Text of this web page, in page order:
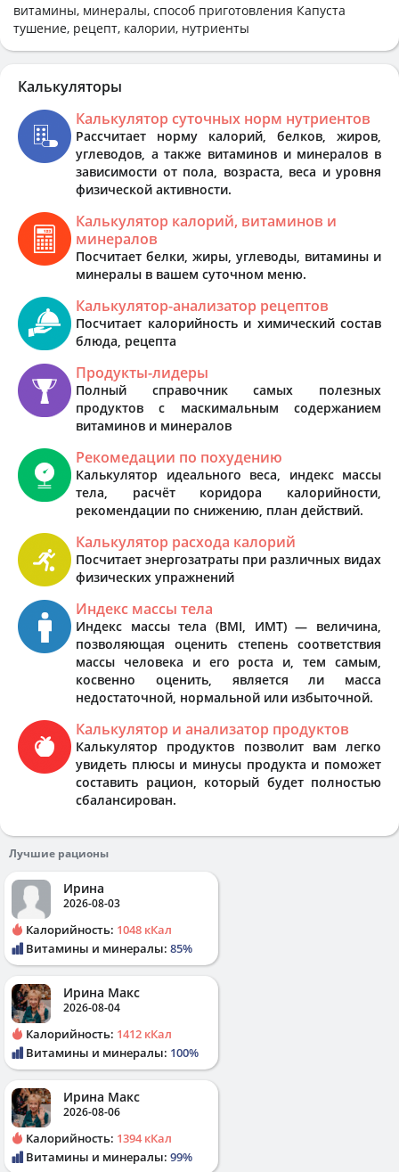
витамины, минералы, способ приготовления Капуста
тушение, рецепт, калории, нутриенты
Калькуляторы
Калькулятор суточных норм нутриентов
Рассчитает норму калорий, белков, жиров,
углеводов, а также витаминов и минералов в
зависимости от пола, возраста, веса и уровня
физической активности.
Калькулятор калорий, витаминов и
минералов
Посчитает белки, жиры, углеводы, витамины и
минералы в вашем суточном меню.
Калькулятор-анализатор рецептов
Посчитает калорийность и химический состав
блюда, рецепта
Продукты-лидеры
Полный справочник самых полезных
продуктов с маскимальным содержанием
витаминов и минералов
Рекомедации по похудению
Калькулятор идеального веса, индекс массы
тела, расчёт коридора калорийности,
рекомендации по снижению, план действий.
Калькулятор расхода калорий
Посчитает энергозатраты при различных видах
физических упражнений
Индекс массы тела
Индекс массы тела (BMI, ИМТ) — величина,
позволяющая оценить степень соответствия
массы человека и его роста и, тем самым,
косвенно оценить, является ли масса
недостаточной, нормальной или избыточной.
Калькулятор и анализатор продуктов
Калькулятор продуктов позволит вам легко
увидеть плюсы и минусы продукта и поможет
составить рацион, который будет полностью
сбалансирован.
Лучшие рационы
Ирина
2026-08-03
Калорийность: 1048 кКал
Витамины и минералы: 85%
Ирина Макс
2026-08-04
Калорийность: 1412 кКал
Витамины и минералы: 100%
Ирина Макс
2026-08-06
Калорийность: 1394 кКал
Витамины и минералы: 99%